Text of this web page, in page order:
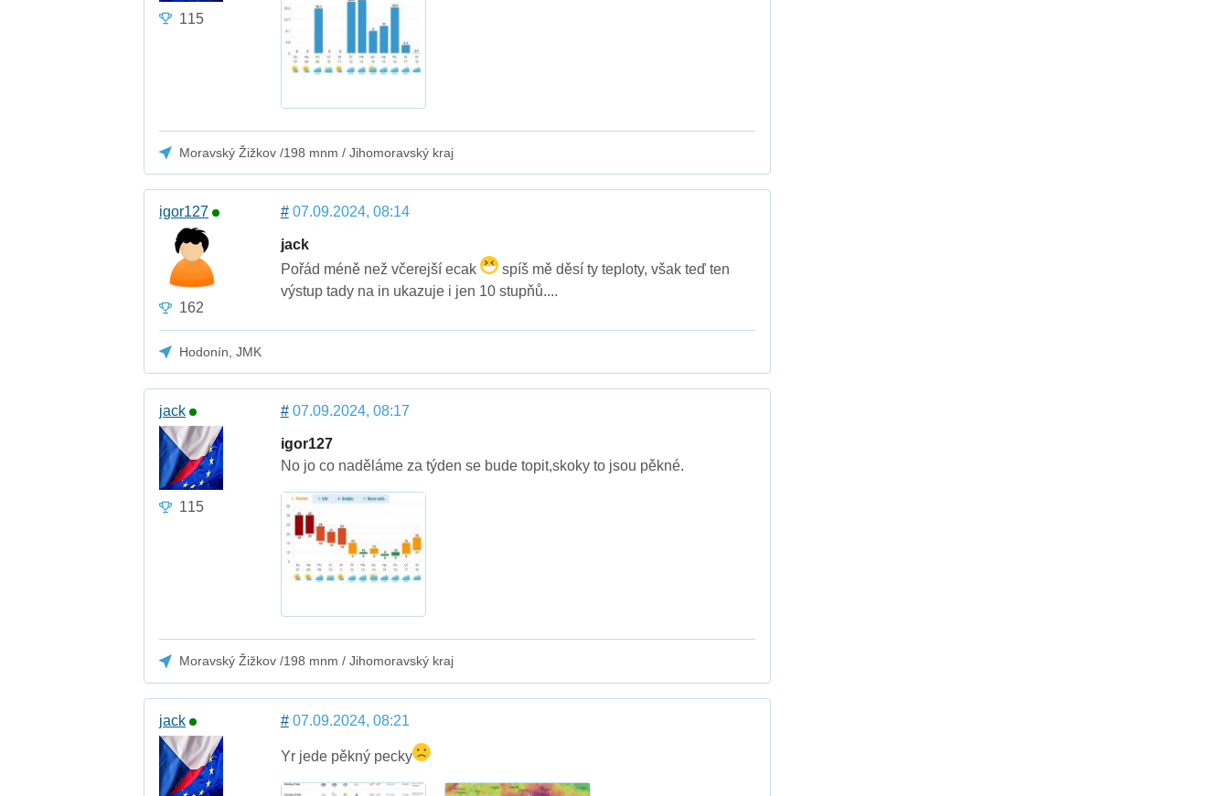
115
Moravský Žižkov /198 mnm / Jihomoravský kraj
igor127
162
#07.09.2024, 08:14
jack
Pořád méně než včerejší ecak
spíš mě děsí ty teploty, však teď ten
výstup tady na in ukazuje i jen 10 stupňů....
Hodonín, JMK
jack
115
#07.09.2024, 08:17
igor127
No jo co naděláme za týden se bude topit,skoky to jsou pěkné.
Moravský Žižkov /198 mnm / Jihomoravský kraj
jack #07.09.2024, 08:21
Yr jede pěkný pecky